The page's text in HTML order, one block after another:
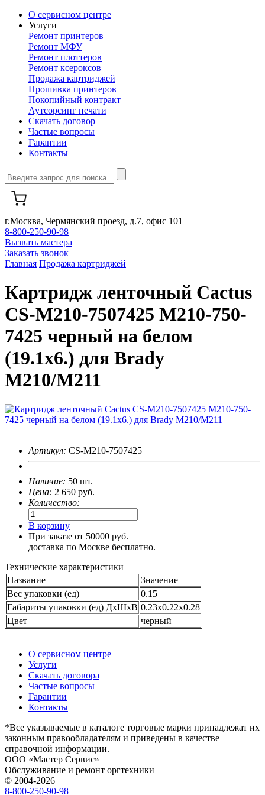
О сервисном центре
Услуги
Ремонт принтеров
Ремонт МФУ
Ремонт плоттеров
Ремонт ксероксов
Продажа картриджей
Прошивка принтеров
Покопийный контракт
Аутсорсинг печати
Скачать договор
Частые вопросы
Гарантии
Контакты
г.Москва, Чермянский проезд, д.7, офис 101
8-800-250-90-98
Вызвать мастера
Заказать звонок
Главная Продажа картриджей
Картридж ленточный Cactus
CS-M210-7507425 M210-750-
7425 черный на белом
(19.1x6.) для Brady
M210/M211
Артикул: CS-M210-7507425
Наличие: 50 шт.
Цена: 2 650 руб.
Количество:
В корзину
При заказе от 50000 руб.
доставка по Москве бесплатно.
Технические характеристики
Название
Значение
Вес упаковки (ед)
0.15
Габариты упаковки (ед) ДхШхВ 0.23x0.22x0.28
Цвет
черный
О сервисном центре
Услуги
Скачать договора
Частые вопросы
Гарантии
Контакты
*Все указываемые в каталоге торговые марки принадлежат их
законным правообладателям и приведены в качестве
справочной информации.
ООО «Мастер Сервис»
Обслуживание и ремонт оргтехники
© 2004-2026
8-800-250-90-98